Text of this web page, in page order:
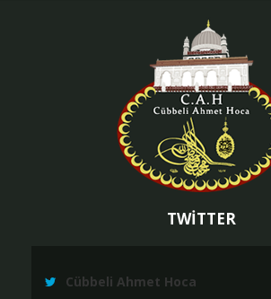
TWİTTER
Cübbeli Ahmet Hoca